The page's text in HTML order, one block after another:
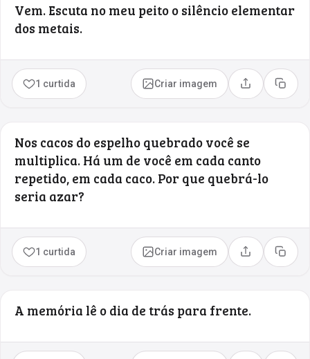
Vem. Escuta no meu peito o silêncio elementar
dos metais.
1 curtida Criar imagem Compartilhar
Copiar
Nos cacos do espelho quebrado você se
multiplica. Há um de você em cada canto
repetido, em cada caco. Por que quebrá-lo
seria azar?
1 curtida Criar imagem Compartilhar
Copiar
A memória lê o dia de trás para frente.